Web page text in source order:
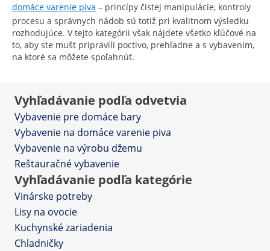
domáce varenie piva – princípy čistej manipulácie, kontroly
procesu a správnych nádob sú totiž pri kvalitnom výsledku
rozhodujúce. V tejto kategórii však nájdete všetko kľúčové na
to, aby ste mušt pripravili poctivo, prehľadne a s vybavením,
na ktoré sa môžete spoľahnúť.
Vyhľadávanie podľa odvetvia
Vybavenie pre domáce bary
Vybavenie na domáce varenie piva
Vybavenie na výrobu džemu
Reštauračné vybavenie
Vyhľadávanie podľa kategórie
Vinárske potreby
Lisy na ovocie
Kuchynské zariadenia
Chladničky